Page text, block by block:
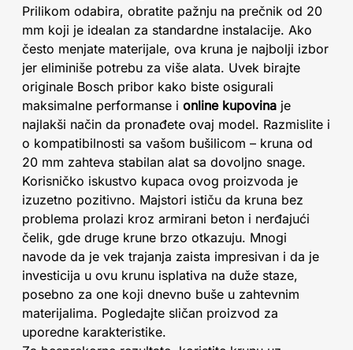
Prilikom odabira, obratite pažnju na prečnik od 20
mm koji je idealan za standardne instalacije. Ako
često menjate materijale, ova kruna je najbolji izbor
jer eliminiše potrebu za više alata. Uvek birajte
originale Bosch pribor kako biste osigurali
maksimalne performanse i online kupovina je
najlakši način da pronađete ovaj model. Razmislite i
o kompatibilnosti sa vašom bušilicom – kruna od
20 mm zahteva stabilan alat sa dovoljno snage.
Korisničko iskustvo kupaca ovog proizvoda je
izuzetno pozitivno. Majstori ističu da kruna bez
problema prolazi kroz armirani beton i nerđajući
čelik, gde druge krune brzo otkazuju. Mnogi
navode da je vek trajanja zaista impresivan i da je
investicija u ovu krunu isplativa na duže staze,
posebno za one koji dnevno buše u zahtevnim
materijalima. Pogledajte sličan proizvod za
uporedne karakteristike.